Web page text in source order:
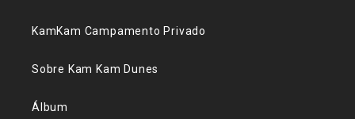
KamKam Campamento Privado
Sobre Kam Kam Dunes
Álbum